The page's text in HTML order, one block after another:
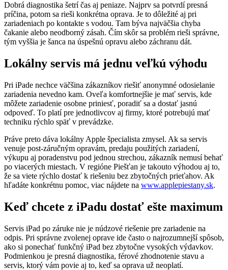
Dobrá diagnostika šetrí čas aj peniaze. Najprv sa potvrdí presná
príčina, potom sa rieši konkrétna oprava. Je to dôležité aj pri
zariadeniach po kontakte s vodou. Tam býva najväčšia chyba
čakanie alebo neodborný zásah. Čím skôr sa problém rieši správne,
tým vyššia je šanca na úspešnú opravu alebo záchranu dát.
Lokálny servis má jednu veľkú výhodu
Pri iPade nechce väčšina zákazníkov riešiť anonymné odosielanie
zariadenia nevedno kam. Oveľa komfortnejšie je mať servis, kde
môžete zariadenie osobne priniesť, poradiť sa a dostať jasnú
odpoveď. To platí pre jednotlivcov aj firmy, ktoré potrebujú mať
techniku rýchlo späť v prevádzke.
Práve preto dáva lokálny Apple špecialista zmysel. Ak sa servis
venuje post-záručným opravám, predaju použitých zariadení,
výkupu aj poradenstvu pod jednou strechou, zákazník nemusí behať
po viacerých miestach. V regióne Piešťan je takouto výhodou aj to,
že sa viete rýchlo dostať k riešeniu bez zbytočných prieťahov. Ak
hľadáte konkrétnu pomoc, viac nájdete na www.applepiestany.sk.
Keď chcete z iPadu dostať ešte maximum
Servis iPad po záruke nie je núdzové riešenie pre zariadenie na
odpis. Pri správne zvolenej oprave ide často o najrozumnejší spôsob,
ako si ponechať funkčný iPad bez zbytočne vysokých výdavkov.
Podmienkou je presná diagnostika, férové zhodnotenie stavu a
servis, ktorý vám povie aj to, keď sa oprava už neoplatí.